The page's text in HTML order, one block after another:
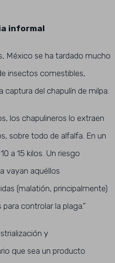
informal
México se ha tardado mucho
insectos comestibles,
captura del chapulín de milpa.
los chapulineros lo extraen
sobre todo de alfalfa. En un
a 15 kilos. Un riesgo
vayan aquéllos
(malatión, principalmente)
controlar la plaga.”
y
que sea un producto